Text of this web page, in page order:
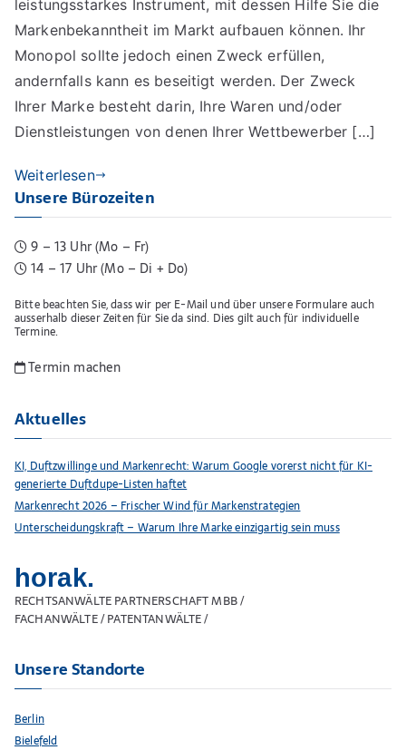
leistungsstarkes Instrument, mit dessen Hilfe Sie die
Markenbekanntheit im Markt aufbauen können. Ihr
Monopol sollte jedoch einen Zweck erfüllen,
andernfalls kann es beseitigt werden. Der Zweck
Ihrer Marke besteht darin, Ihre Waren und/oder
Dienstleistungen von denen Ihrer Wettbewerber […]
Weiterlesen
Unsere Bürozeiten
9 – 13 Uhr (Mo – Fr)
14 – 17 Uhr (Mo – Di + Do)
Bitte beachten Sie, dass wir per E-Mail und über unsere Formulare auch
ausserhalb dieser Zeiten für Sie da sind. Dies gilt auch für individuelle
Termine.
Termin machen
Aktuelles
KI, Duftzwillinge und Markenrecht: Warum Google vorerst nicht für KI-
generierte Duftdupe-Listen haftet
Markenrecht 2026 – Frischer Wind für Markenstrategien
Unterscheidungskraft – Warum Ihre Marke einzigartig sein muss
horak.
RECHTSANWÄLTE PARTNERSCHAFT MBB /
FACHANWÄLTE / PATENTANWÄLTE /
Unsere Standorte
Berlin
Bielefeld